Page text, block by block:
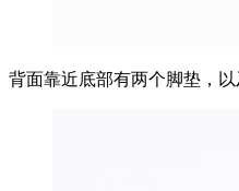
背面靠近底部有两个脚垫，以